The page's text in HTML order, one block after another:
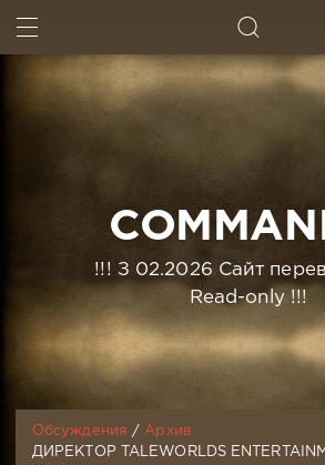
!!! З 02.2026 Сайт
Read-only !!!
Обсуждения / Архив
ДИРЕКТОР TALEWORLDS